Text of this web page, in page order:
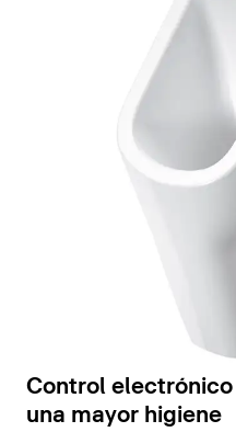
Control
una mayor higiene